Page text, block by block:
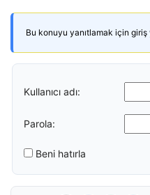
Bu konuyu yanıtlamak için giriş
Kullanıcı adı:
Parola:
Beni hatırla